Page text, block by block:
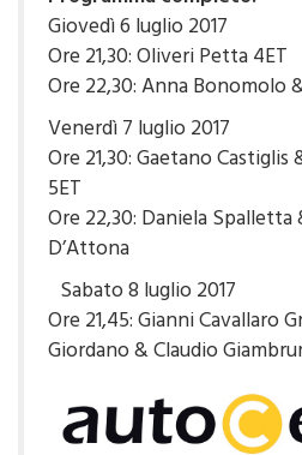
Programma completo:
Giovedì 6 luglio 2017
Ore 21,30: Oliveri Petta 4ET
Ore 22,30: Anna Bonomolo
Venerdì 7 luglio 2017
Ore 21,30: Gaetano Castiglis
5ET
Ore 22,30: Daniela Spalletta
D’Attona
Sabato 8 luglio 2017
Ore 21,45: Gianni Cavallaro
Giordano & Claudio Giambruno